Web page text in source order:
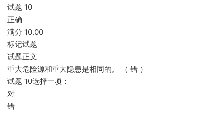
试题 10
正确
满分 10.00
标记试题
试题正文
重大危险源和重大隐患是相同的。 （ 错 ）
试题 10选择一项：
对
错